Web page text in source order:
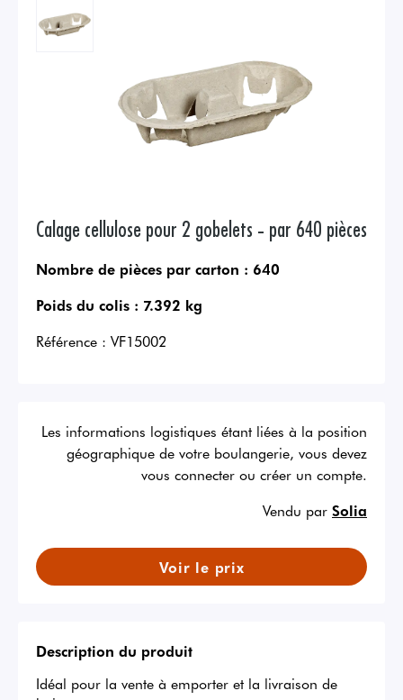
Calage cellulose pour 2 gobelets - par 640 pièces
Nombre de pièces par carton : 640
Poids du colis : 7.392 kg
Référence : VF15002
Les informations logistiques étant liées à la position
géographique de votre boulangerie, vous devez
vous connecter ou créer un compte.
Vendu par Solia
Voir le prix
Description du produit
Idéal pour la vente à emporter et la livraison de